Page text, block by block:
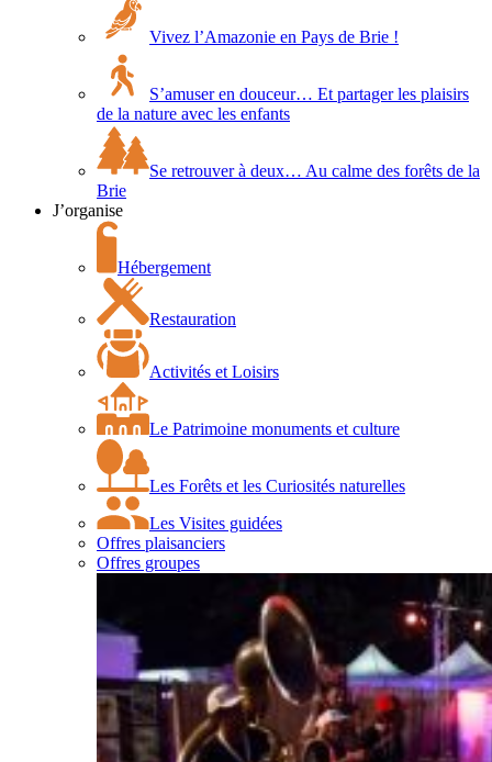
Vivez l’Amazonie en Pays de Brie !
S’amuser en douceur… Et partager les plaisirs
de la nature avec les enfants
Se retrouver à deux… Au calme des forêts de la
Brie
J’organise
Hébergement
Restauration
Activités et Loisirs
Le Patrimoine monuments et culture
Les Forêts et les Curiosités naturelles
Les Visites guidées
Offres plaisanciers
Offres groupes